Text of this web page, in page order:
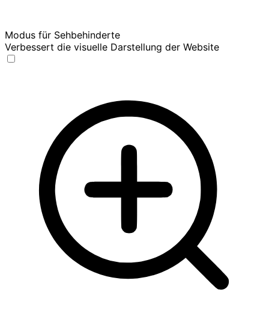
Modus für Sehbehinderte
Verbessert die visuelle Darstellung der Website